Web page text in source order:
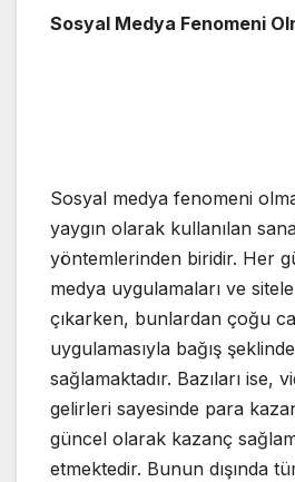
Sosyal Medya Fenomeni
Sosyal medya fenomeni
yaygın olarak kullanılan
yöntemlerinden biridir. Her
medya uygulamaları ve
çıkarken, bunlardan çoğu
uygulamasıyla bağış
sağlamaktadır. Bazıları ise,
gelirleri sayesinde para
güncel olarak kazanç
etmektedir. Bunun dışında